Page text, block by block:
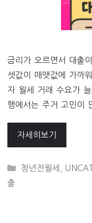
금리가 오르면서 대출
셋값이 매맷값에 가까
자 월세 거래 수요가
행에서는 주거 고민이
자세히보기
CATEGORIES
청년전월세
출